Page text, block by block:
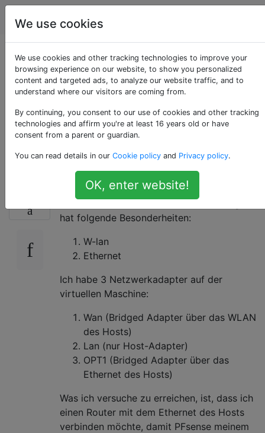
Computerbenutzer
Erstellen eines
DHCP-Servers auf
einer virtuellen
Maschine
Ich habe eine Windows 8-Maschine mit
PFsense in der virtuellen Box. Der Gastgeber
hat folgende Besonderheiten:
W-lan
Ethernet
Ich habe 3 Netzwerkadapter auf der
virtuellen Maschine:
Wan (Bridged Adapter über das WLAN
des Hosts)
Lan (nur Host-Adapter)
OPT1 (Bridged Adapter über das
Ethernet des Hosts)
Was ich versuche zu erreichen, ist, dass ich
einen Router mit dem Ethernet des Hosts
verbinden möchte, damit PFsense meinem
We use cookies
We use cookies and other tracking technologies to improve your
browsing experience on our website, to show you personalized
content and targeted ads, to analyze our website traffic, and to
understand where our visitors are coming from.
By continuing, you consent to our use of cookies and other tracking
technologies and affirm you're at least 16 years old or have
consent from a parent or guardian.
You can read details in our Cookie policy and Privacy policy.
OK, enter website!